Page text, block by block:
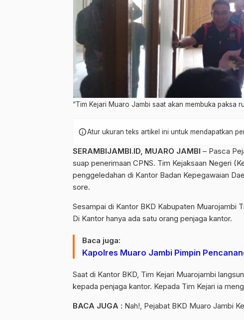
“Tim Kejari Muaro Jambi saat akan membuka paksa
infoAtur ukuran teks artikel ini untuk mendapatkan
SERAMBIJAMBI.ID, MUARO JAMBI – Pasca
suap penerimaan CPNS. Tim Kejaksaan Negeri
penggeledahan di Kantor Badan Kepegawaian
sore.
Sesampai di Kantor BKD Kabupaten Muarojambi
Di Kantor hanya ada satu orang penjaga kantor.
Baca juga:
Kapolres Muaro Jambi Pimpin
Saat di Kantor BKD, Tim Kejari Muarojambi
kepada penjaga kantor. Kepada Tim Kejari ia
BACA JUGA : Nah!, Pejabat BKD Muaro Jambi